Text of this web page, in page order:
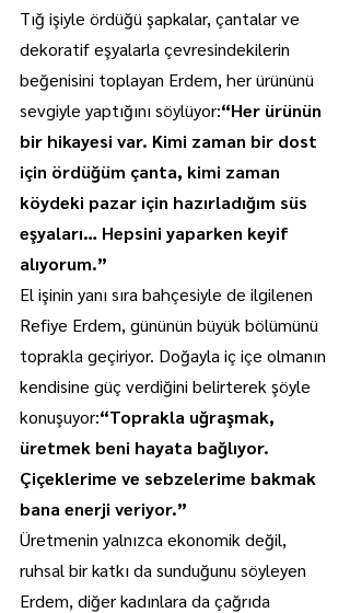
Tığ işiyle ördüğü şapkalar, çantalar ve
dekoratif eşyalarla çevresindekilerin
beğenisini toplayan Erdem, her ürününü
sevgiyle yaptığını söylüyor:“Her ürünün
bir hikayesi var. Kimi zaman bir dost
için ördüğüm çanta, kimi zaman
köydeki pazar için hazırladığım süs
eşyaları… Hepsini yaparken keyif
alıyorum.”
El işinin yanı sıra bahçesiyle de ilgilenen
Refiye Erdem, gününün büyük bölümünü
toprakla geçiriyor. Doğayla iç içe olmanın
kendisine güç verdiğini belirterek şöyle
konuşuyor:“Toprakla uğraşmak,
üretmek beni hayata bağlıyor.
Çiçeklerime ve sebzelerime bakmak
bana enerji veriyor.”
Üretmenin yalnızca ekonomik değil,
ruhsal bir katkı da sunduğunu söyleyen
Erdem, diğer kadınlara da çağrıda